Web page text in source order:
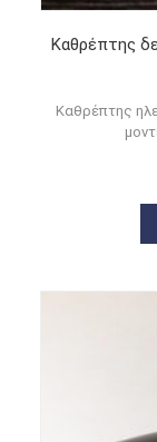
Καθρέπτης
Καθρέπτης